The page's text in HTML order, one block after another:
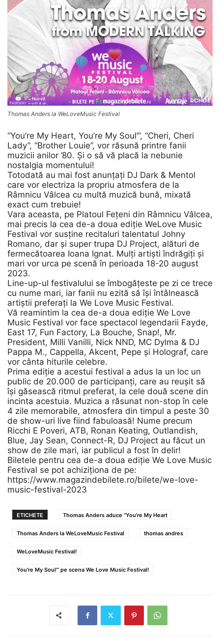
Thomas Anders la WeLoveMusic Festival
“You’re My Heart, You’re My Soul’”, “Cheri, Cheri
Lady”, “Brother Louie”, vor răsună printre fanii
muzicii anilor ’80. Și o să vă placă la nebunie
nostalgia momentului!
Totodată au mai fost anunțați DJ Dark & Mentol
care vor electriza la propriu atmosfera de la
Râmnicu Vâlcea cu multă muzică bună, mixată
exact cum trebuie!
Vara aceasta, pe Platoul Fețeni din Râmnicu Vâlcea,
mai precis la cea de-a doua ediție WeLove Music
Festival vor susține recitaluri talentatul Johny
Romano, dar și super trupa DJ Project, alături de
fermecătoarea Ioana Ignat. Mulți artiști îndrăgiți și
mari vor urca pe scenă în perioada 18-20 august
2023.
Line-up-ul festivalului se îmbogățeste pe zi ce trece
cu nume mari, iar fanii nu ezită să își întâlnească
artiștii preferați la We Love Music Festival.
Vă reamintim la cea de-a doua ediție We Love
Music Festival vor face spectacol legendarii Fayde,
East 17, Fun Factory, La Bouche, Snap!, Mr.
President, Milli Vanilli, Nick NND, MC Dylma & DJ
Pappa M., Cappella, Akcent, Pepe și Holograf, care
vor cânta hiturile celebre.
Prima ediție a acestui festival a adus la un loc un
public de 20.000 de participanți, care au reușit să
își găsească ritmul preferat, la cele două scene din
incinta acestuia. Muzica a răsunat non-stop în cele
4 zile memorabile, atmosfera din timpul a peste 30
de show-uri live fiind fabuloasă! Nume precum
Ricchi E Poveri, ATB, Ronan Keating, Outlandish,
Blue, Jay Sean, Connect-R, DJ Project au făcut un
show de zile mari, iar publicul a fost în delir!
Biletele pentru cea de-a doua ediție We Love Music
Festival se pot achiziționa de pe:
https://www.magazindebilete.ro/bilete/we-love-
music-festival-2023
ETICHETE Thomas Anders aduce “You're My Heart
Thomas Anders la WeLoveMusic Festival thomas andres
WeLoveMusic Festival!
You're My Soul'” pe scena We Love Music Festival!